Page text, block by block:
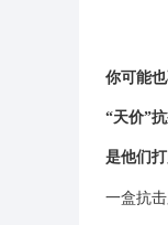
你可能
“天价”
是他们
一盒抗